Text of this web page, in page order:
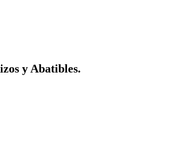
y Abatibles.